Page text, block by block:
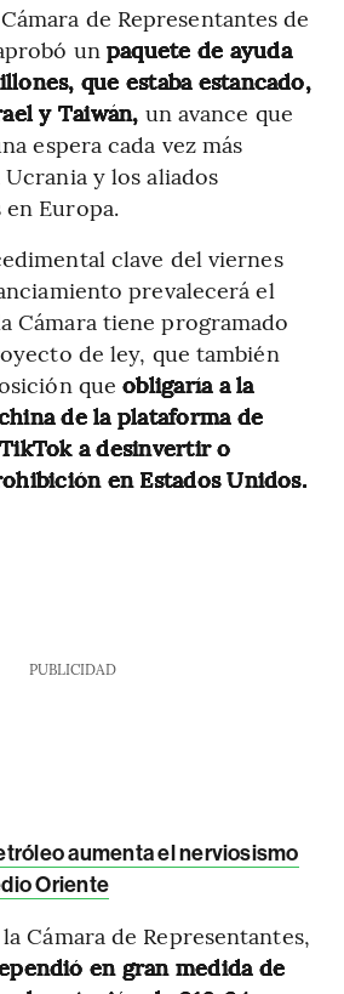
de Representantes de
un paquete de ayuda
que estaba estancado,
y Taiwán, un avance que
espera cada vez más
y los aliados
Europa.
clave del viernes
prevalecerá el
Cámara tiene programado
de ley, que también
queobligaría a la
de la plataforma de
a desinvertir o
en Estados Unidos.
PUBLICIDAD
aumenta el nerviosismo
Oriente
Cámara de Representantes,
en gran medida de